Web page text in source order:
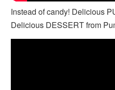
Instead of candy! Delicious
Delicious DESSERT from